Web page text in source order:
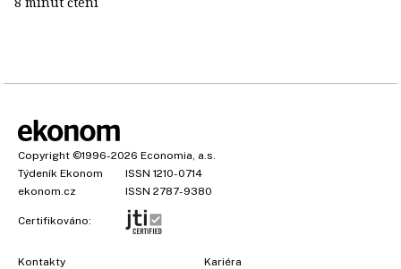
Copyright ©1996-2026 Economia, a.s.
Týdeník Ekonom
ISSN 1210-0714
ekonom.cz
ISSN 2787-9380
Certifikováno:
Kontakty
Kariéra